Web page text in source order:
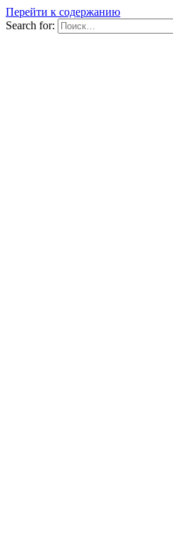
Перейти к содержанию
Search for: